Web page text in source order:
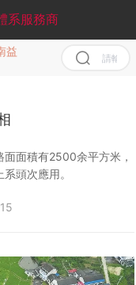
系服務商
益陽市首條彩色高防滑路
清空
記錄
面積有2500余平方米，
頭次應用。